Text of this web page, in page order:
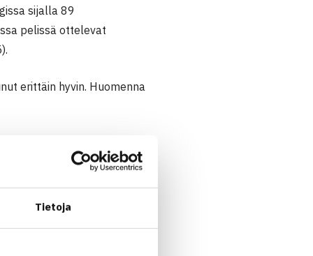
Tietoja
sijalla 89
pelissä ottelevat
erittäin hyvin. Huomenna